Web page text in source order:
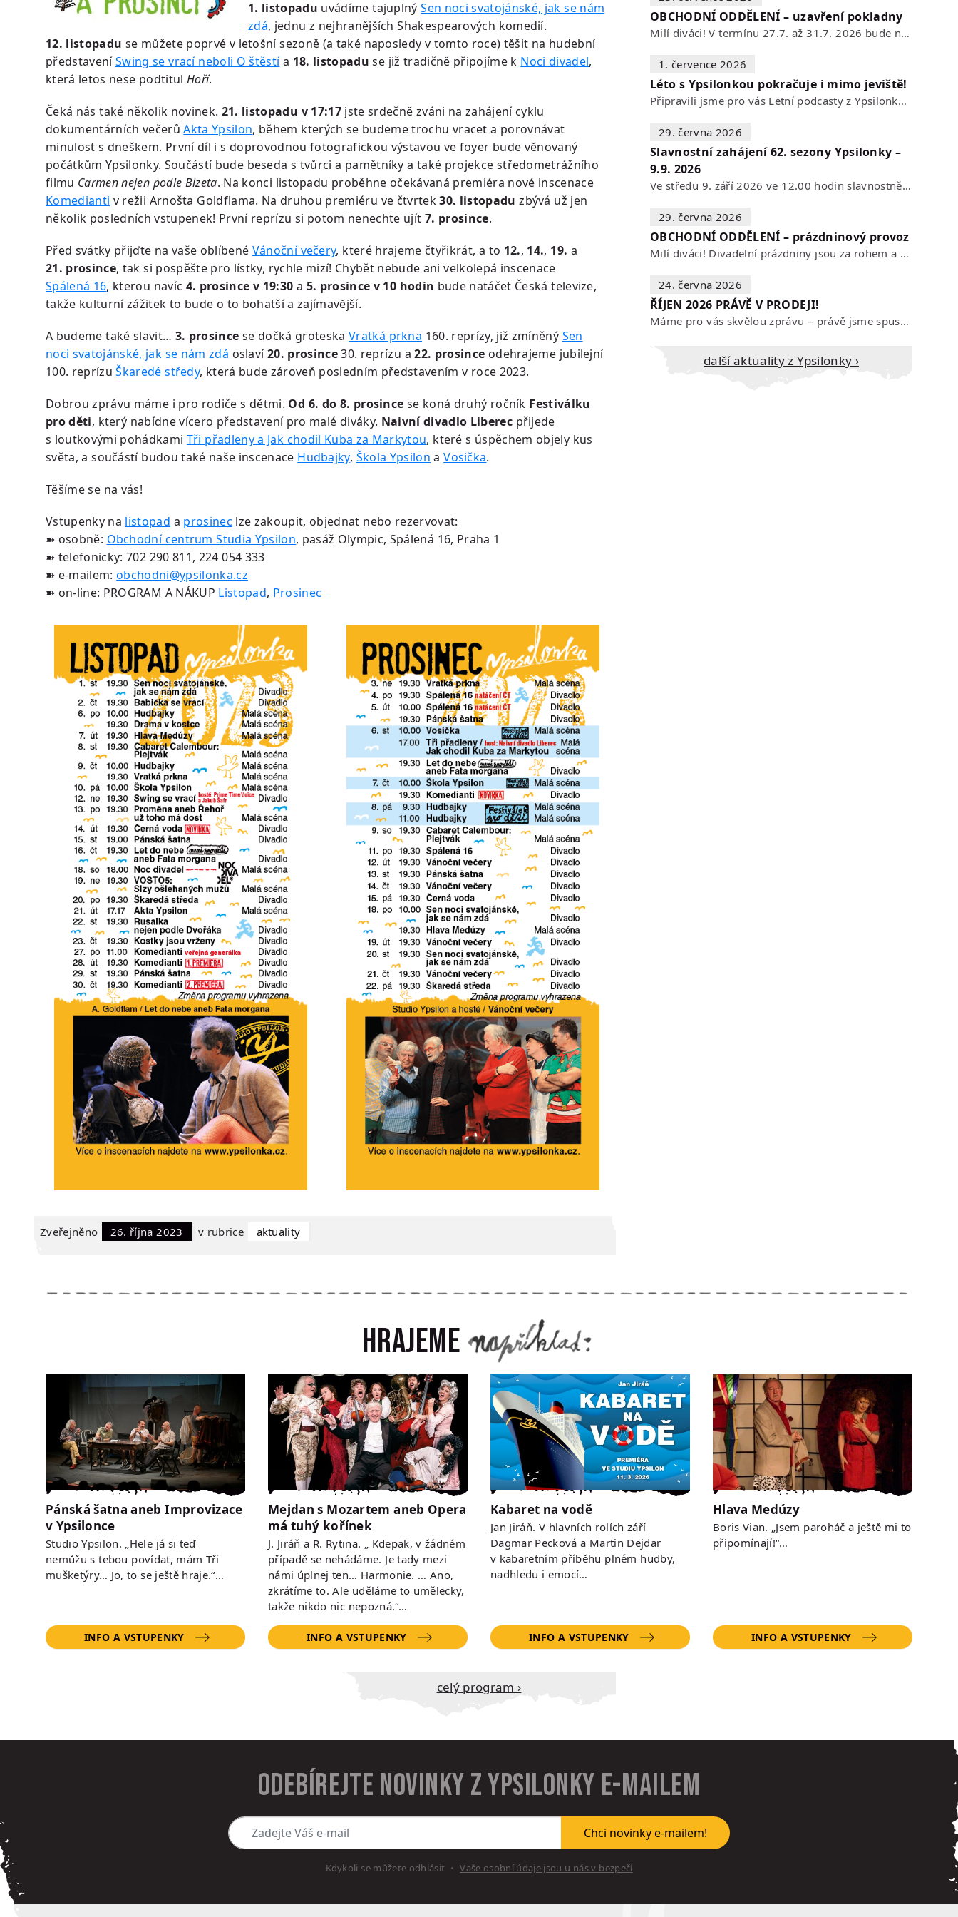
1. listopadu uvádíme tajuplnýSen noci svatojánské, jak se nám
zdá, jednu z nejhranějších Shakespearových komedií.
12. listopadu se můžete poprvé v letošní sezoně (a také naposledy v tomto roce) těšit na hudební
představeníSwing se vrací neboli O štěstía 18. listopadu se již tradičně připojíme k Noci divadel,
která letos nese podtitul Hoří.
Čeká nás také několik novinek. 21. listopadu v 17:17jste srdečně zváni na zahájení cyklu
dokumentárních večerůAkta Ypsilon, během kterých se budeme trochu vracet a porovnávat
minulost s dneškem. První díl i s doprovodnou fotografickou výstavou ve foyer bude věnovaný
počátkům Ypsilonky. Součástí bude beseda s tvůrci a pamětníky a také projekce středometrážního
filmu Carmen nejen podle Bizeta. Na konci listopadu proběhne očekávaná premiéra nové inscenace
Komedianti v režii Arnošta Goldflama. Na druhou premiéru ve čtvrtek30. listopadu zbývá už jen
několik posledních vstupenek! První reprízu si potom nenechte ujít 7. prosince.
Před svátky přijďte na vaše oblíbené Vánoční večery, které hrajeme čtyřikrát, a to 12., 14., 19. a
21. prosince, tak si pospěšte pro lístky, rychle mizí! Chybět nebude ani velkolepá inscenace
Spálená 16, kterou navíc 4. prosince v 19:30 a 5. prosince v 10 hodin bude natáčet Česká televize,
takže kulturní zážitek to bude o to bohatší a zajímavější.
A budeme také slavit… 3. prosince se dočká groteskaVratká prkna 160. reprízy, již zmíněný Sen
noci svatojánské, jak se nám zdá oslaví20. prosince30. reprízu a22. prosince odehrajeme jubilejní
100. reprízuŠkaredé středy, která bude zároveň posledním představením v roce 2023.
Dobrou zprávu máme i pro rodiče s dětmi. Od 6. do 8. prosince se koná druhý ročník Festiválku
pro děti, který nabídne vícero představení pro malé diváky. Naivní divadlo Liberec přijede
s loutkovými pohádkami Tři přadleny a Jak chodil Kuba za Markytou, které s úspěchem objely kus
světa, a součástí budou také naše inscenace Hudbajky, Škola Ypsilon aVosička.
Těšíme se na vás!
Vstupenky na listopad a prosinec lze zakoupit, objednat nebo rezervovat:
➽ osobně: Obchodní centrum Studia Ypsilon, pasáž Olympic, Spálená 16, Praha 1
➽ telefonicky: 702 290 811, 224 054 333
➽ e-mailem:obchodni@ypsilonka.cz
➽ on-line: PROGRAM A NÁKUP Listopad, Prosinec
Zveřejněno 26. října 2023 v rubrice Aktuality
OBCHODNÍ ODDĚLENÍ – uzavření pokladny
Milí diváci! V termínu 27.7. až 31.7. 2026 bude naše POKLADNA z technických…
1. července 2026
Léto s Ypsilonkou pokračuje i mimo jeviště!
Připravili jsme pro vás Letní podcasty z Ypsilonky – novou sérii rozhovorů s…
29. června 2026
Slavnostní zahájení 62. sezony Ypsilonky –
9.9. 2026
Ve středu 9. září 2026 ve 12.00 hodin slavnostně zahájíme novou divadelní…
29. června 2026
OBCHODNÍ ODDĚLENÍ – prázdninový provoz
Milí diváci! Divadelní prázdniny jsou za rohem a s nimi se mění i otevírací…
24. června 2026
ŘÍJEN 2026 PRÁVĚ V PRODEJI!
Máme pro vás skvělou zprávu – právě jsme spustili prodej vstupenek na říjen…
Další aktuality z Ypsilonky ›
Hrajeme
Pánská šatna aneb Improvizace
v Ypsilonce
Studio Ypsilon. „Hele já si teď
nemůžu s tebou povídat, mám Tři
mušketýry… Jo, to se ještě hraje.“…
INFO A VSTUPENKY
Mejdan s Mozartem aneb Opera
má tuhý kořínek
J. Jiráň a R. Rytina. „ Kdepak, v žádném
případě se nehádáme. Je tady mezi
námi úplnej ten… Harmonie. … Ano,
zkrátíme to. Ale uděláme to umělecky,
takže nikdo nic nepozná.“…
INFO A VSTUPENKY
Kabaret na vodě
Jan Jiráň. V hlavních rolích září
Dagmar Pecková a Martin Dejdar
v kabaretním příběhu plném hudby,
nadhledu i emocí…
INFO A VSTUPENKY
Hlava Medúzy
Boris Vian. „Jsem paroháč a ještě mi to
připomínají!“…
INFO A VSTUPENKY
Celý program ›
Odebírejte novinky z Ypsilonky e-mailem
Zadejte Váš e-mail
Chci novinky e-mailem!
Kdykoli se můžete odhlásit Vaše osobní údaje jsou u nás v bezpečí